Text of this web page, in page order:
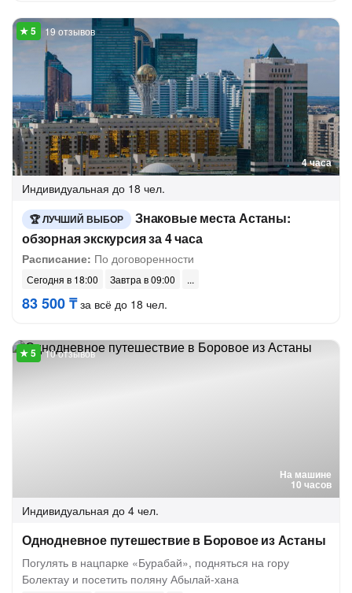
4 часа
19 отзывов
Индивидуальная до 18 чел.
ЛУЧШИЙ ВЫБОР
Знаковые места Астаны:
обзорная экскурсия за 4 часа
Расписание: По договоренности
Сегодня в 18:00 Завтра в 09:00
83 500 ₸за всё до 18 чел.
На машине
10 часов
10 отзывов
Индивидуальная до 4 чел.
Однодневное путешествие в Боровое из Астаны
Погулять в нацпарке «Бурабай», подняться на гору
Болектау и посетить поляну Абылай-хана